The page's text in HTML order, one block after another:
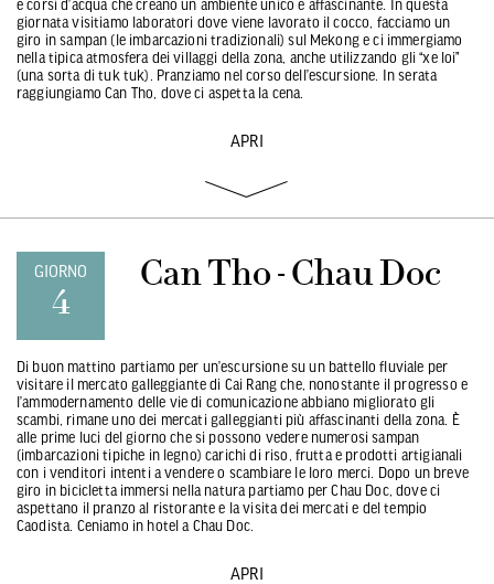
e corsi d’acqua che creano un ambiente unico e affascinante. In questa
giornata visitiamo laboratori dove viene lavorato il cocco, facciamo un
giro in sampan (le imbarcazioni tradizionali) sul Mekong e ci immergiamo
nella tipica atmosfera dei villaggi della zona, anche utilizzando gli “xe loi”
(una sorta di tuk tuk). Pranziamo nel corso dell’escursione. In serata
raggiungiamo Can Tho, dove ci aspetta la cena.
APRI
GIORNO
4
Can Tho - Chau Doc
Di buon mattino partiamo per un’escursione su un battello fluviale per
visitare il mercato galleggiante di Cai Rang che, nonostante il progresso e
l’ammodernamento delle vie di comunicazione abbiano migliorato gli
scambi, rimane uno dei mercati galleggianti più affascinanti della zona. È
alle prime luci del giorno che si possono vedere numerosi sampan
(imbarcazioni tipiche in legno) carichi di riso, frutta e prodotti artigianali
con i venditori intenti a vendere o scambiare le loro merci. Dopo un breve
giro in bicicletta immersi nella natura partiamo per Chau Doc, dove ci
aspettano il pranzo al ristorante e la visita dei mercati e del tempio
Caodista. Ceniamo in hotel a Chau Doc.
APRI